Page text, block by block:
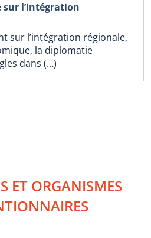
sur l’intégration
sur l’intégration régionale,
la diplomatie
dans (…)
ET ORGANISMES